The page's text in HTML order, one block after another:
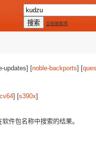
全部搜索项
updates] [noble-backports] [
] [s390x]
软件包名称中搜索的结果。